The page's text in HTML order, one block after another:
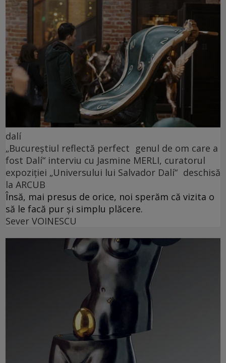
dalí
„Bucureștiul reflectă perfect genul de om care a
fost Dalí“ interviu cu Jasmine MERLI, curatorul
expoziției „Universului lui Salvador Dalí“ deschisă
la ARCUB
Însă, mai presus de orice, noi sperăm că vizita o
să le facă pur și simplu plăcere.
Sever VOINESCU